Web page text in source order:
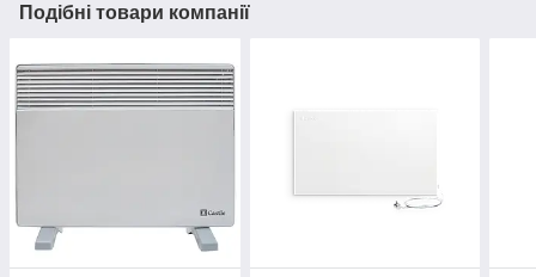
Подібні товари компанії